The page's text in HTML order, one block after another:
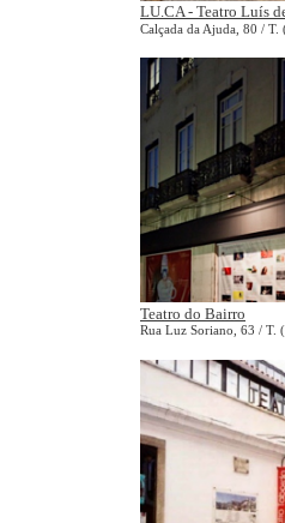
LU.CA - Teatro Luís
Calçada da Ajuda, 80 /
Teatro do Bairro
Rua Luz Soriano, 63 / T.